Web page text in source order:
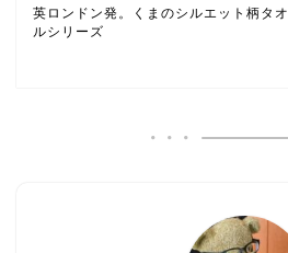
英ロンドン発。くまのシルエット柄タオ
ルシリーズ